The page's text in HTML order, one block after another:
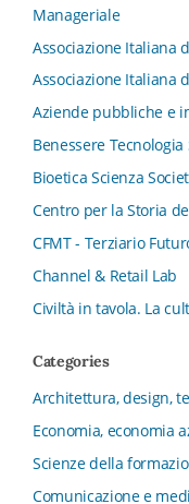
Manageriale
Associazione Italiana
Associazione Italiana
Aziende pubbliche e
Benessere
Bioetica Scienza
Centro per la Storia
CFMT - Terziario
Channel & Retail Lab
Civiltà in tavola. La
Collana del
dell’Economia
Categories
Architettura, design,
Economia, economia
Scienze della
Comunicazione e